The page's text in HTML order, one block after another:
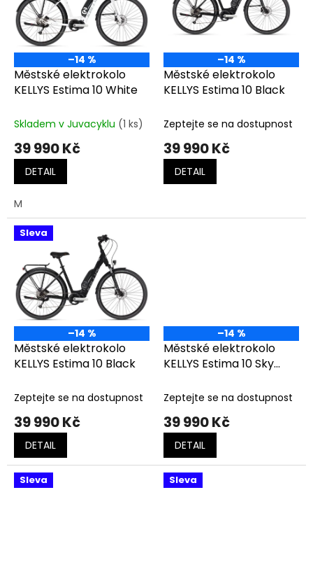
p
d
–14 %
Městské elektrokolo
KELLYS Estima 10 White
Skladem v Juvacyklu (1 ks)
39 990 Kč
DETAIL
M
–14 %
Městské elektrokolo
KELLYS Estima 10 Black
Zeptejte se na dostupnost
39 990 Kč
DETAIL
Sleva
–14 %
Městské elektrokolo
KELLYS Estima 10 Black
Zeptejte se na dostupnost
39 990 Kč
DETAIL
–14 %
Městské elektrokolo
KELLYS Estima 10 Sky
Zeptejte se na dostupnost
39 990 Kč
DETAIL
Sleva Sleva